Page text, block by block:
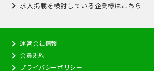
求人掲載を検討している企業様はこちら
運営会社情報
会員規約
プライバシーポリシー